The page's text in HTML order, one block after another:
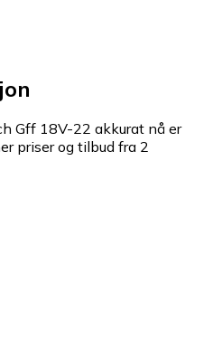
Gff 18V-22 akkurat nå er
priser og tilbud fra 2